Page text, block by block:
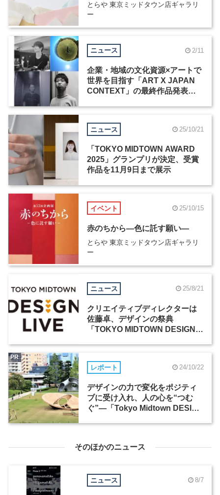
とらや 東京ミッドタウン店ギャラリ
ー
ニュース 2/11
企業・地域の文化資源×アートで
世界を目指す「ART X JAPAN
CONTEXT」の最終作品発表・
ニュース 25/10/21
「TOKYO MIDTOWN AWARD
2025」グランプリが決定、受賞
作品を11月9日まで展示
イベント 25/10/15
赤のちから―色に託す願い―
とらや 東京ミッドタウン店ギャラリ
ー
ニュース 25/8/21
クリエイティブディレクターは
佐藤卓、デザインの祭典
「TOKYO MIDTOWN DESIGN
レポート 24/10/22
デザインの力で変化をポジティ
ブに受け入れ、人の心を“つむ
ぐ”―「Tokyo Midtown DESIGN
PR
そのほかのニュース
ニュース 8/7